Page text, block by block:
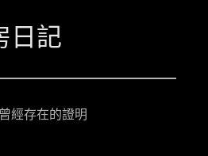
日記
經存在的證明